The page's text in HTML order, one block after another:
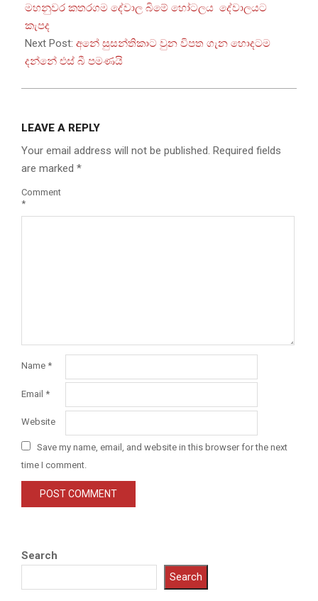
28
මහනුවර කතරගම දේවාල බිමේ හෝටලය දේවාලයට
කැපද
Next Post: අනේ සුසන්තිකාට වුන විපත ගැන හොදටම
දන්නේ එස් බී පමණයි
LEAVE A REPLY
Your email address will not be published. Required fields
are marked *
Comment
*
Name *
Email *
Website
Save my name, email, and website in this browser for the next
time I comment.
Search
Search